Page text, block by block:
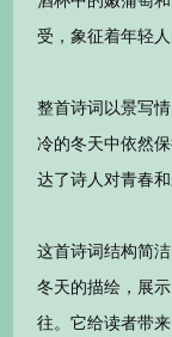
受，象征着年轻
整首诗词以景写
冷的冬天中依然
达了诗人对青春
这首诗词结构简
冬天的描绘，展
往。它给读者带